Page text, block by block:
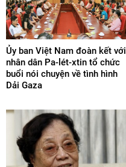
Ủy ban Việt Nam đoàn kết với
nhân dân Pa-lét-xtin tổ chức
buổi nói chuyện về tình hình
Dải Gaza